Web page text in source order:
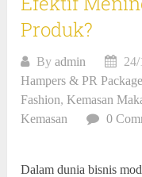
Produk?
Byadmin
Hampers & PR Package
Fashion,Kemasan
Kemasan
0
Dalam dunia bisnis